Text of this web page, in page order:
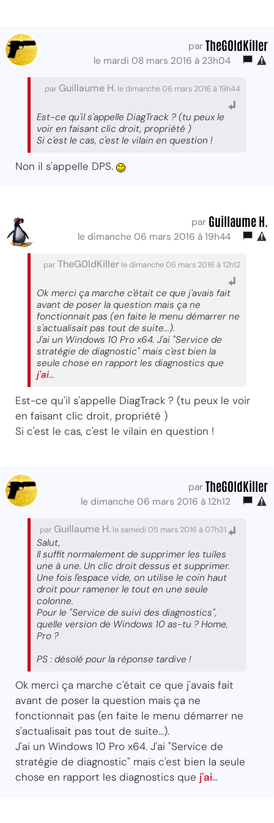
par TheG0ldKiller
le mardi 08 mars 2016 à 23h04
par Guillaume H. le dimanche 06 mars 2016 à 19h44
Est-ce qu'il s'appelle DiagTrack ? (tu peux le
voir en faisant clic droit, propriété )
Si c'est le cas, c'est le vilain en question !
Non il s'appelle DPS.
par Guillaume H.
le dimanche 06 mars 2016 à 19h44
parTheG0ldKiller le dimanche 06 mars 2016 à 12h12
Ok merci ça marche c'était ce que j'avais fait
avant de poser la question mais ça ne
fonctionnait pas (en faite le menu démarrer ne
s'actualisait pas tout de suite...).
J'ai un Windows 10 Pro x64. J'ai "Service de
stratégie de diagnostic" mais c'est bien la
seule chose en rapport les diagnostics que
j'ai...
Est-ce qu'il s'appelle DiagTrack ? (tu peux le voir
en faisant clic droit, propriété )
Si c'est le cas, c'est le vilain en question !
par TheG0ldKiller
le dimanche 06 mars 2016 à 12h12
par Guillaume H. le samedi 05 mars 2016 à 07h31
Salut,
Il suffit normalement de supprimer les tuiles
une à une. Un clic droit dessus et supprimer.
Une fois l'espace vide, on utilise le coin haut
droit pour ramener le tout en une seule
colonne.
Pour le "Service de suivi des diagnostics",
quelle version de Windows 10 as-tu ? Home,
Pro ?
PS : désolé pour la réponse tardive !
Ok merci ça marche c'était ce que j'avais fait
avant de poser la question mais ça ne
fonctionnait pas (en faite le menu démarrer ne
s'actualisait pas tout de suite...).
J'ai un Windows 10 Pro x64. J'ai "Service de
stratégie de diagnostic" mais c'est bien la seule
chose en rapport les diagnostics que j'ai...